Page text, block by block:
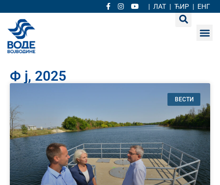
| ЛАТ | ЋИР | ЕНГ
Ф ј, 2025
ВЕСТИ